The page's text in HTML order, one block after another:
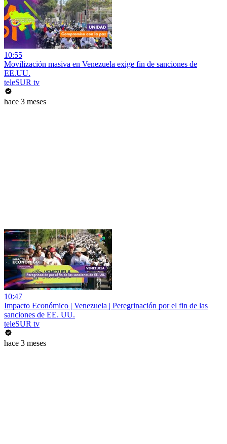
10:55
Movilización masiva en Venezuela exige fin de sanciones de
EE.UU.
teleSUR tv
hace 3 meses
10:47
Impacto Económico | Venezuela | Peregrinación por el fin de las
sanciones de EE. UU.
teleSUR tv
hace 3 meses